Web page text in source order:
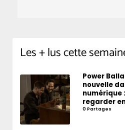
Les + lus cette
Power
nouvelle
numérique
regarder
0 Partages